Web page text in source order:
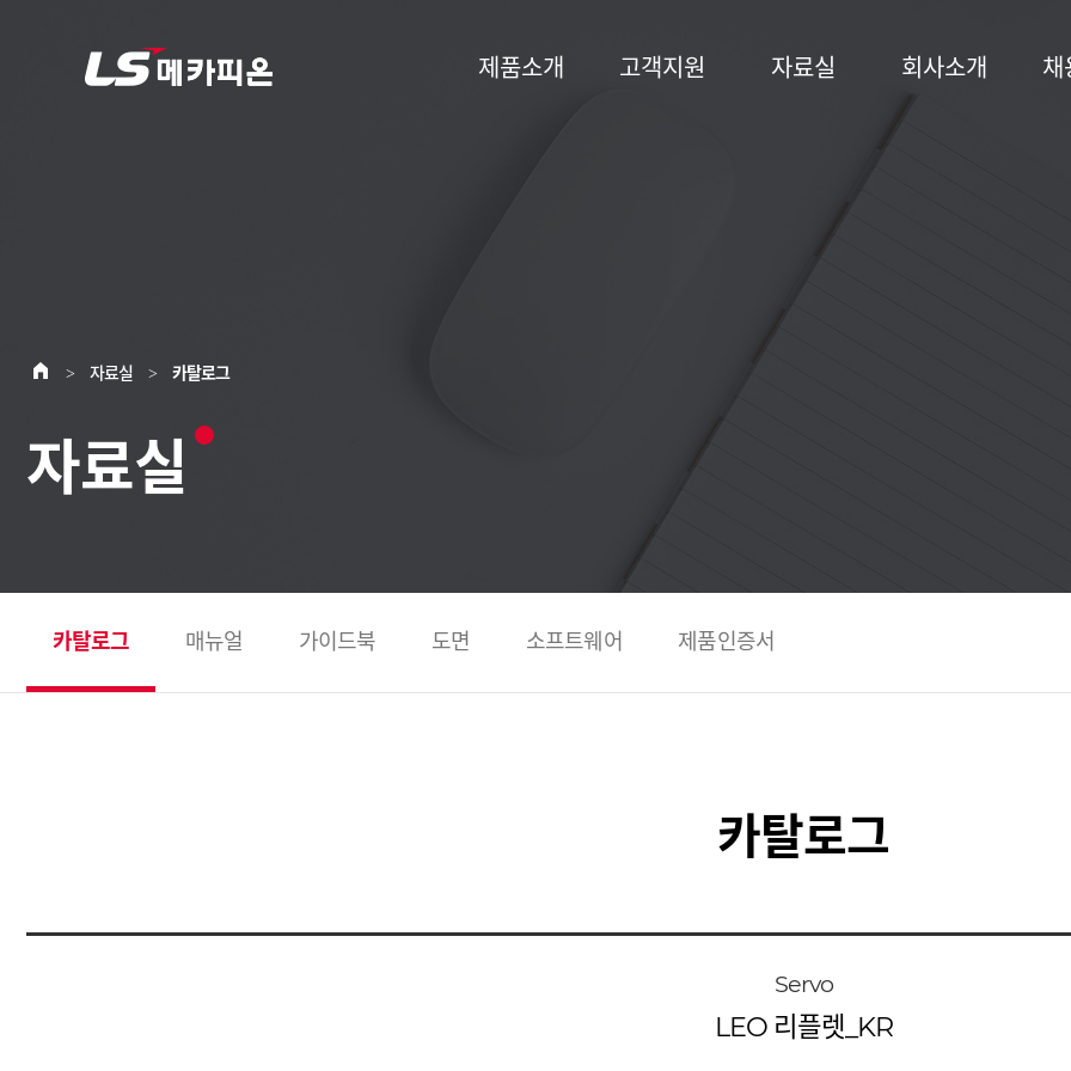
제품소개 고객지원 자료실 회사소개 채
> 자료실 > 카탈로그
자료실
카탈로그 매뉴얼 가이드북 도면 소프트웨어 제품인증서
카탈로그
Servo
LEO 리플렛_KR